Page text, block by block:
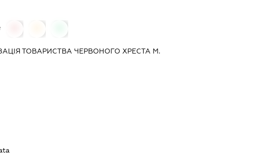
ТОВАРИСТВА ЧЕРВОНОГО ХРЕСТА М.